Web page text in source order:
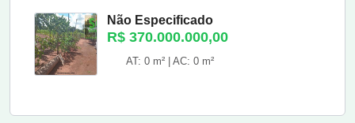
Não Especificado
R$ 370.000.000,00
AT: 0 m² | AC: 0 m²